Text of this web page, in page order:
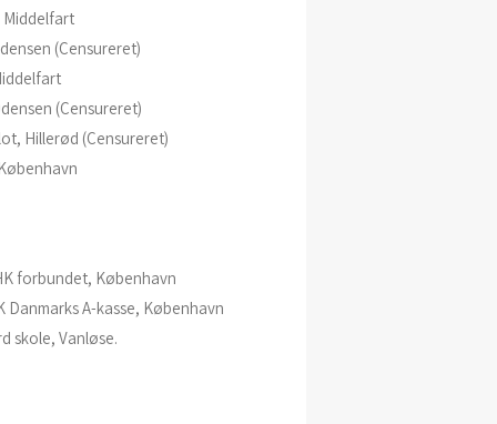
(Censureret)
(Censureret)
Hillerød (Censureret)
forbundet, København
A-kasse, København
skole, Vanløse.